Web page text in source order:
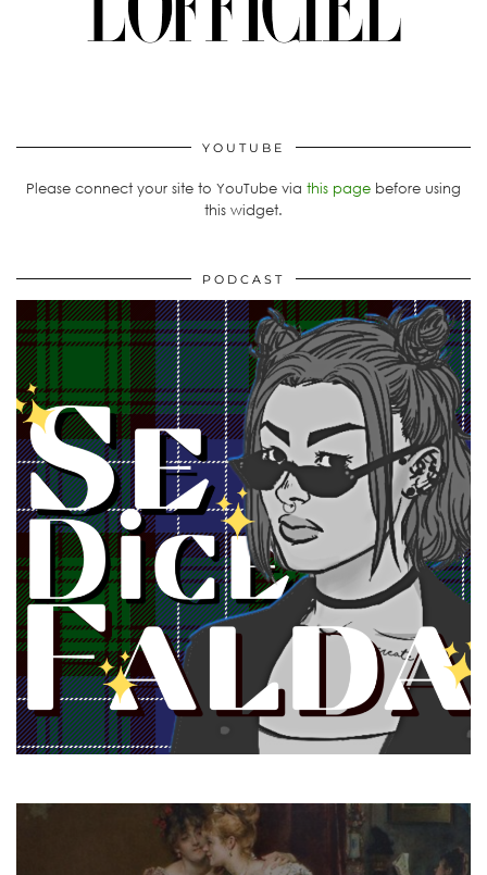
YOUTUBE
Please connect your site to YouTube via this page before using
this widget.
PODCAST